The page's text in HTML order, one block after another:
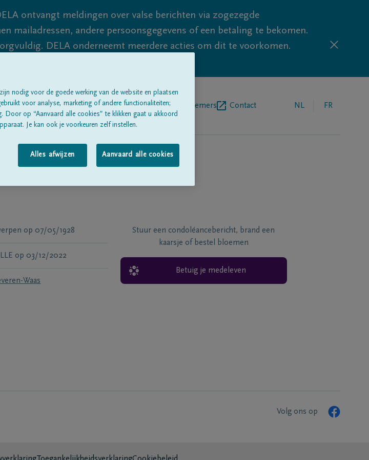
ontvangt meldingen over valse berichten via zogezegde
mailadressen, andere persoonsgegevens of een betaling te bekomen.
DELA onderneemt meerdere acties om dit te voorkomen.
dus blijf waakzaam.
Alle rouwberichten Over onsBegrafenisondernemers Contact NL FR
op 07/05/1928
op 03/12/2022
Waas
Stuur een condoléancebericht, brand een
kaarsje of bestel bloemen
Betuig je medeleven
Volg ons op
nodig voor de goede werking van de website en plaatsen
voor analyse, marketing of andere functionaliteiten;
Door op “Aanvaard alle cookies” te klikken gaat u akkoord
Je kan ook je voorkeuren zelf instellen.
Alles afwijzen Aanvaard alle cookies